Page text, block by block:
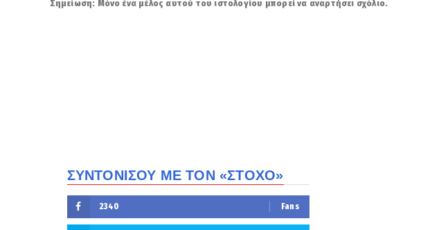
Σημείωση: Μόνο ένα μέλος αυτού του ιστολογίου μπορεί να αναρτήσει σχόλιο.
ΣΥΝΤΟΝΙΣΟΥ ΜΕ ΤΟΝ «ΣΤΟΧΟ»
2340 Fans